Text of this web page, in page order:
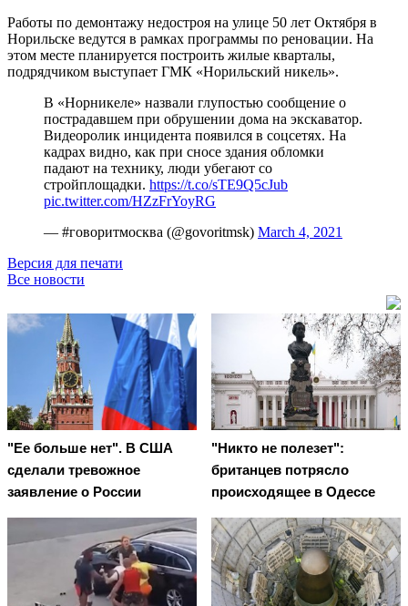
Работы по демонтажу недостроя на улице 50 лет Октября в
Норильске ведутся в рамках программы по реновации. На
этом месте планируется построить жилые кварталы,
подрядчиком выступает ГМК «Норильский никель».
В «Норникеле» назвали глупостью сообщение о
пострадавшем при обрушении дома на экскаватор.
Видеоролик инцидента появился в соцсетях. На
кадрах видно, как при сносе здания обломки
падают на технику, люди убегают со
стройплощадки. https://t.co/sTE9Q5cJub
pic.twitter.com/HZzFrYoyRG
— #говоритмосква (@govoritmsk) March 4, 2021
Версия для печати
Все новости
"Ее больше нет". В США
сделали тревожное
заявление о России
"Никто не полезет":
британцев потрясло
происходящее в Одессе